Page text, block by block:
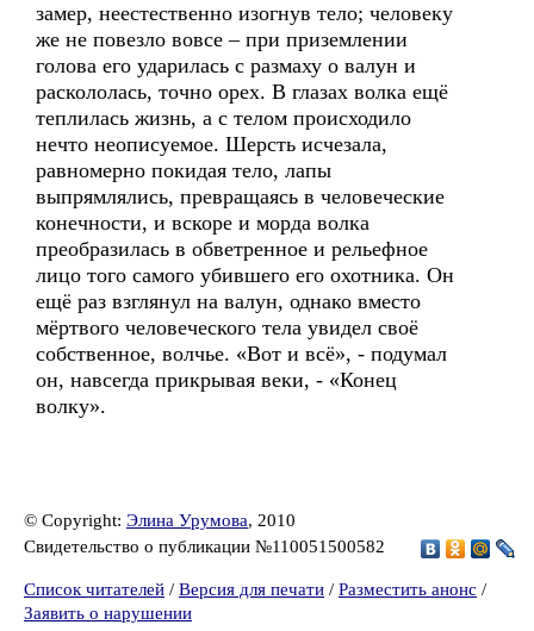
замер, неестественно изогнув тело; человеку
же не повезло вовсе – при приземлении
голова его ударилась с размаху о валун и
раскололась, точно орех. В глазах волка ещё
теплилась жизнь, а с телом происходило
нечто неописуемое. Шерсть исчезала,
равномерно покидая тело, лапы
выпрямлялись, превращаясь в человеческие
конечности, и вскоре и морда волка
преобразилась в обветренное и рельефное
лицо того самого убившего его охотника. Он
ещё раз взглянул на валун, однако вместо
мёртвого человеческого тела увидел своё
собственное, волчье. «Вот и всё», - подумал
он, навсегда прикрывая веки, - «Конец
волку».
© Copyright: Элина Урумова, 2010
Свидетельство о публикации №110051500582
Список читателей / Версия для печати / Разместить анонс /
Заявить о нарушении